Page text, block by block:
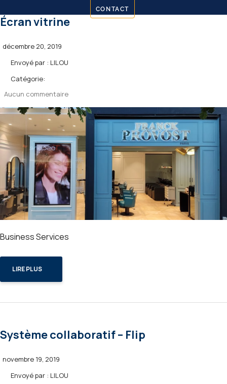
CONTACT
Écran vitrine
décembre 20, 2019
Envoyé par : LILOU
Catégorie:
Aucun commentaire
Business Services
LIRE PLUS
Système collaboratif – Flip
novembre 19, 2019
Envoyé par : LILOU